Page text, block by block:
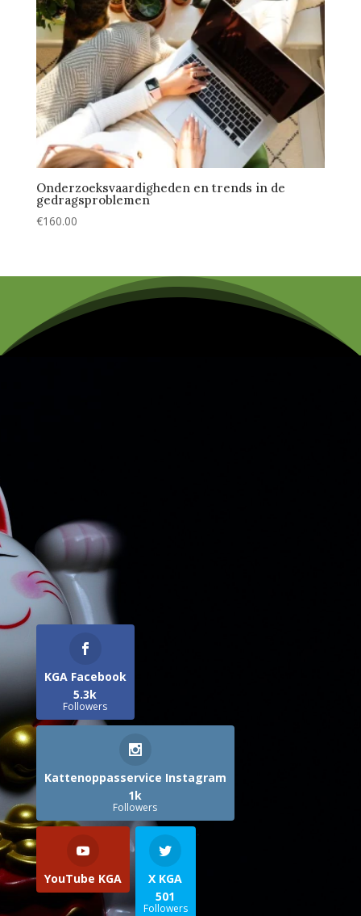
Onderzoeksvaardigheden en trends in de
gedragsproblemen
€160.00
KGA Facebook
5.3k
Followers
Kattenoppasservice Instagram
1k
Followers
YouTube KGA
X KGA
501
Followers